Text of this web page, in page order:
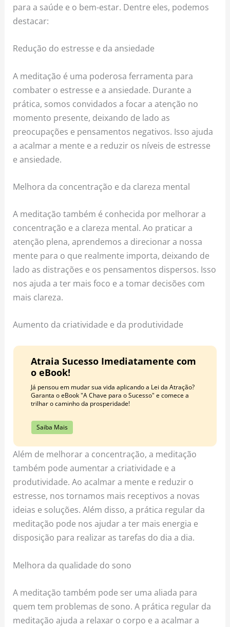
para a saúde e o bem-estar. Dentre eles, podemos
destacar:
Redução do estresse e da ansiedade
A meditação é uma poderosa ferramenta para
combater o estresse e a ansiedade. Durante a
prática, somos convidados a focar a atenção no
momento presente, deixando de lado as
preocupações e pensamentos negativos. Isso ajuda
a acalmar a mente e a reduzir os níveis de estresse
e ansiedade.
Melhora da concentração e da clareza mental
A meditação também é conhecida por melhorar a
concentração e a clareza mental. Ao praticar a
atenção plena, aprendemos a direcionar a nossa
mente para o que realmente importa, deixando de
lado as distrações e os pensamentos dispersos. Isso
nos ajuda a ter mais foco e a tomar decisões com
mais clareza.
Aumento da criatividade e da produtividade
Atraia Sucesso Imediatamente com
o eBook!
Já pensou em mudar sua vida aplicando a Lei da Atração?
Garanta o eBook "A Chave para o Sucesso" e comece a
trilhar o caminho da prosperidade!
Saiba Mais
Além de melhorar a concentração, a meditação
também pode aumentar a criatividade e a
produtividade. Ao acalmar a mente e reduzir o
estresse, nos tornamos mais receptivos a novas
ideias e soluções. Além disso, a prática regular da
meditação pode nos ajudar a ter mais energia e
disposição para realizar as tarefas do dia a dia.
Melhora da qualidade do sono
A meditação também pode ser uma aliada para
quem tem problemas de sono. A prática regular da
meditação ajuda a relaxar o corpo e a acalmar a